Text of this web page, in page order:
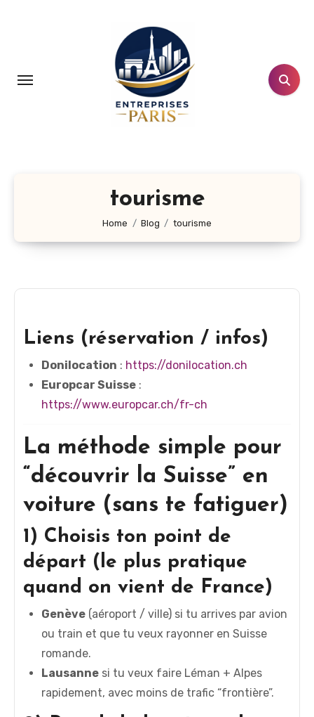
tourisme
Home Blog tourisme
Liens (réservation / infos)
Donilocation : https://donilocation.ch
Europcar Suisse:
https://www.europcar.ch/fr-ch
La méthode simple pour
“découvrir la Suisse” en
voiture (sans te fatiguer)
1) Choisis ton point de
départ (le plus pratique
quand on vient de France)
Genève(aéroport / ville) si tu arrives par avion
ou train et que tu veux rayonner en Suisse
romande.
Lausannesi tu veux faire Léman + Alpes
rapidement, avec moins de trafic “frontière”.